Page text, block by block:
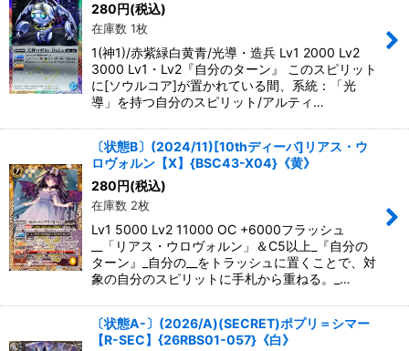
280円(税込)
在庫数 1枚
1(神1)/赤紫緑白黄青/光導・造兵 Lv1 2000 Lv2
3000 Lv1・Lv2『自分のターン』 このスピリット
に[ソウルコア]が置かれている間、系統：「光
導」を持つ自分のスピリット/アルティ…
〔状態B〕(2024/11)[10thディーバ]リアス・ウ
ロヴォルン【X】{BSC43-X04}《黄》
280円(税込)
在庫数 2枚
Lv1 5000 Lv2 11000 OC +6000フラッシュ
__「リアス・ウロヴォルン」＆C5以上_『自分の
ターン』_自分の__をトラッシュに置くことで、対
象の自分のスピリットに手札から重ねる。_…
〔状態A-〕(2026/A)(SECRET)ポプリ＝シマー
【R-SEC】{26RBS01-057}《白》